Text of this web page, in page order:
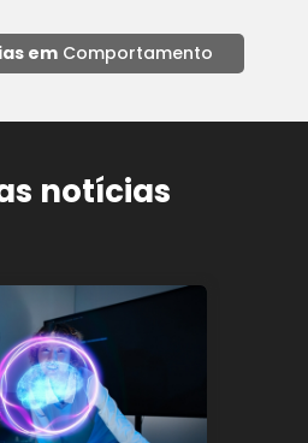
em Comportamento
notícias